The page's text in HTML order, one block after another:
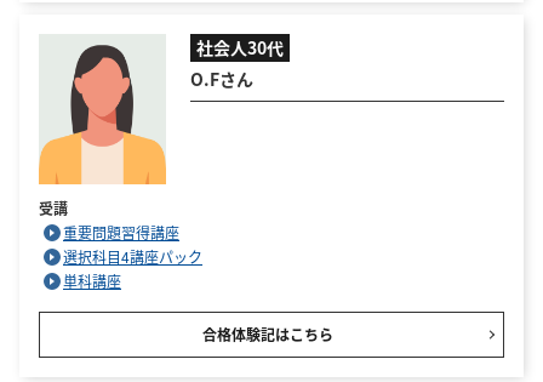
社会人30代
O.Fさん
受講
重要問題習得講座
選択科目4講座パック
単科講座
合格体験記はこちら